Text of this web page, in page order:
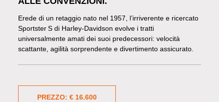
Erede di un retaggio nato nel 1957, l’irriverente e ricercato
Sportster S di Harley-Davidson evolve i tratti
universalmente amati dei suoi predecessori: velocità
scattante, agilità sorprendente e divertimento assicurato.
PREZZO: € 16.600